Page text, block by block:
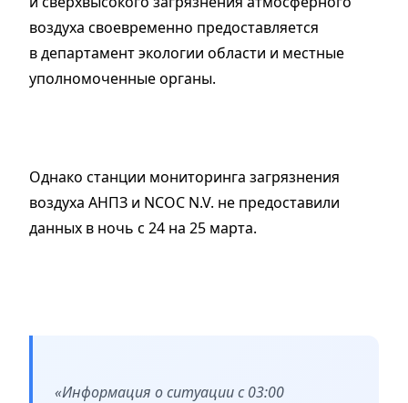
воздуха своевременно предоставляется
в департамент экологии области и местные
уполномоченные органы.
Однако станции мониторинга загрязнения
воздуха АНПЗ и NCOC N.V. не предоставили
данных в ночь с 24 на 25 марта.
«Информация о ситуации с 03:00